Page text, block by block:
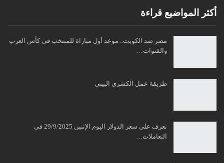
أكثر المواضيع قراءة
مصر ضد الكويت.. موعد أول مباراة للمنتخب فى كأس العرب
والقنوات…
طريقة عمل الكشري البيتي
تعرف على سعر الدولار اليوم الإثنين 29/9/2025 فى
التعاملات…